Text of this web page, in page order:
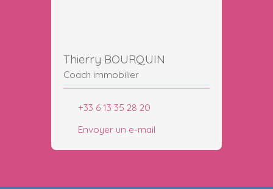
Thierry BOURQUIN
Coach immobilier
+33 6 13 35 28 20
Envoyer un e-mail